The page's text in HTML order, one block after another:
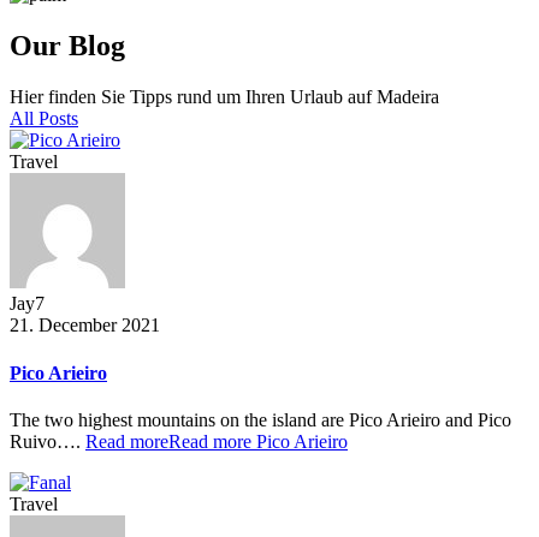
Our Blog
Hier finden Sie Tipps rund um Ihren Urlaub auf Madeira
All Posts
Travel
Jay7
21. December 2021
Pico Arieiro
The two highest mountains on the island are Pico Arieiro and Pico
Ruivo…. Read moreRead more Pico Arieiro
Travel